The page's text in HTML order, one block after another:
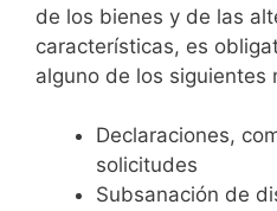
de los bienes y de las
características, es
alguno de los siguientes
Declaraciones,
solicitudes
Subsanación de